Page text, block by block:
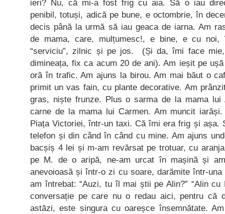
ieri? Nu, că mi-a fost frig cu aia. Să o iau
penibil, totuși, adică pe bune, e octombrie, în
decis până la urmă să iau geaca de iarna. Am
de mama, care, mulțumesc!, e bine, e cu
“serviciu”, zilnic și pe jos. (Și da, îmi face mie,
dimineața, fix ca acum 20 de ani). Am ieșit pe
oră în trafic. Am ajuns la birou. Am mai băut o
primit un vas fain, cu plante decorative. Am
gras, niște frunze. Plus o sarma de la mama lui
carne de la mama lui Carmen. Am muncit
Piața Victoriei, într-un taxi. Că îmi era frig și așa.
telefon și din când în când cu mine. Am ajuns
bacșiș 4 lei și m-am revărsat pe trotuar, cu
pe M. de o aripă, ne-am urcat în mașină și
anevoioasă și într-o zi cu soare, darămite într-
am întrebat: “Auzi, tu îl mai știi pe Alin?” “Alin cu
conversație pe care nu o redau aici, pentru că
astăzi, este singura cu oareșce însemnătate.